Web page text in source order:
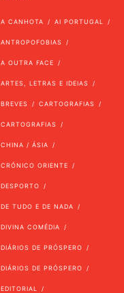
A CANHOTA AI PORTUGAL
ANTROPOFOBIAS
A OUTRA FACE
ARTES, LETRAS E IDEIAS
BREVES CARTOGRAFIAS
CARTOGRAFIAS
CHINA / ÁSIA
CRÓNICO ORIENTE
DESPORTO
DE TUDO E DE NADA
DIVINA COMÉDIA
DIÁRIOS DE PRÓSPERO
DIÁRIOS DE PRÓSPERO
EDITORIAL